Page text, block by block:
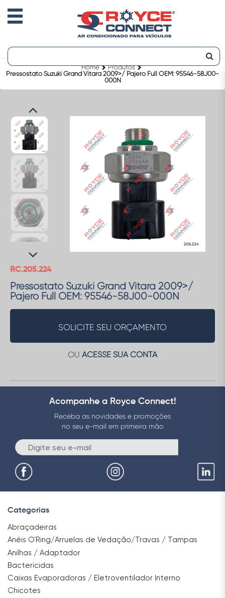
Home
Produtos
Pressostato Suzuki Grand Vitara 2009>/ Pajero Full OEM: 95546-58J00-
000N
RC.205.224
Pressostato Suzuki Grand Vitara 2009>/
Pajero Full OEM: 95546-58J00-000N
SOLICITE SEU ORÇAMENTO
OU ACESSE SUA CONTA
Acompanhe a Royce Connect!
Receba as novidades e promoções
no seu e-mail em primeira mão
Categorias
Abraçadeiras
Anéis O`Ring/Arruelas de Vedação/Travas / Tampas
Anilhas / Adaptador
Bactericidas
Caixas Evaporadoras / Eletroventilador Interno
Chicotes